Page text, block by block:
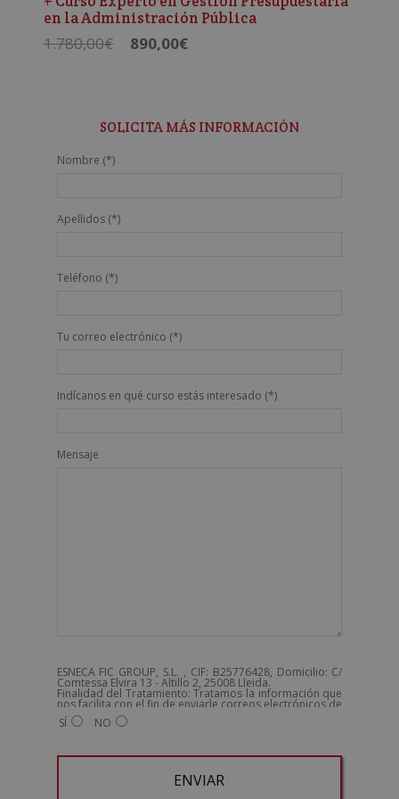
en la Administración Pública
1.780,00€
El
1.780,00€.
890,00€El
890,00€.
SOLICITA MÁS INFORMACIÓN
Nombre (*)
Apellidos (*)
Teléfono (*)
Tu correo electrónico (*)
Indícanos en qué curso estás interesado (*)
Mensaje
ESNECA FIC GROUP, S.L. , CIF: B25776428, Domicilio: C/
Comtessa Elvira 13 - Altillo 2, 25008 Lleida.
Finalidad del Tratamiento: Tratamos la información que
nos facilita con el fin de enviarle correos electrónicos de
tipo comercial relacionado con los productos ofrecidos
y otros tipo de productos que fueran de su interés.
Derechos: Puede ejercitar sus derechos identificándose
admin@grupoesneca.com.
Para más información consulte nuestra Política de
SÍ NO